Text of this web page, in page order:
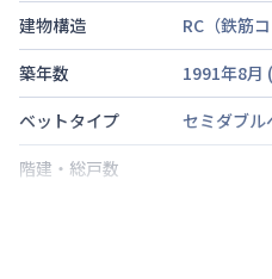
建物構造
RC（鉄筋
築年数
1991年8月
ベットタイプ
セミダブル
階建・総戸数